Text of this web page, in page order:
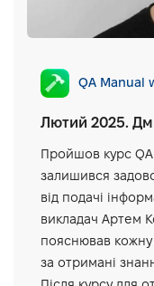
QA Manual
Лютий 2025.
Пройшов курс
залишився
від подачі
викладач Артем
пояснював кожну
за отримані